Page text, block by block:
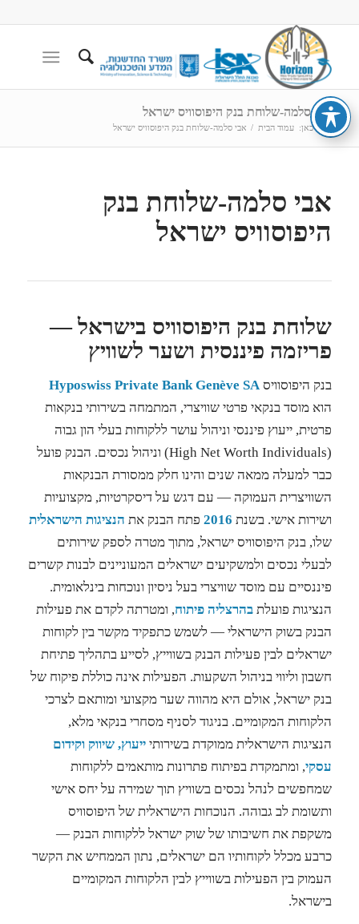
אבי סלמה-שלוחת בנק היפוסוויס ישראל
הנך כאן: עמוד הבית / אבי סלמה-שלוחת בנק היפוסוויס ישראל
אבי סלמה-שלוחת בנק
היפוסוויס ישראל
שלוחת בנק היפוסוויס בישראל —
פריזמה פיננסית ושער לשוויץ
בנק היפוסוויס Hyposwiss Private Bank Genève SA
הוא מוסד בנקאי פרטי שוויצרי, המתמחה בשירותי בנקאות
פרטית, ייעוץ פיננסי וניהול עושר ללקוחות בעלי הון גבוה
(High Net Worth Individuals) וניהול נכסים. הבנק פועל
כבר למעלה ממאה שנים והינו חלק ממסורת הבנקאות
השוויצרית העמוקה — עם דגש על דיסקרטיות, מקצועיות
ושירות אישי. בשנת 2016פתח הבנק את הנציגות הישראלית
שלו, בנק היפוסוויס ישראל, מתוך מטרה לספק שירותים
לבעלי נכסים ולמשקיעים ישראלים המעוניינים לבנות קשרים
פיננסיים עם מוסד שוויצרי בעל ניסיון ונוכחות בינלאומית.
הנציגות פועלת בהרצליה פיתוח, ומטרתה לקדם את פעילות
הבנק בשוק הישראלי — לשמש כתפקיד מקשר בין לקוחות
ישראלים לבין פעילות הבנק בשווייץ, לסייע בתהליך פתיחת
חשבון וליווי בניהול השקעות. הפעילות אינה כוללת פיקוח של
בנק ישראל, אולם היא מהווה שער מקצועי ומותאם לצרכי
הלקוחות המקומיים. בניגוד לסניף מסחרי בנקאי מלא,
הנציגות הישראלית ממוקדת בשירותי ייעוץ, שיווק וקידום
עסקי, ומתמקדת בפיתוח פתרונות מותאמים ללקוחות
שמחפשים לנהל נכסים בשוויץ תוך שמירה על יחס אישי
ותשומת לב גבוהה. הנוכחות הישראלית של היפוסוויס
משקפת את חשיבותו של שוק ישראל ללקוחות הבנק —
כרבע מכלל לקוחותיו הם ישראלים, נתון הממחיש את הקשר
העמוק בין הפעילות בשווייץ לבין הלקוחות המקומיים
בישראל.